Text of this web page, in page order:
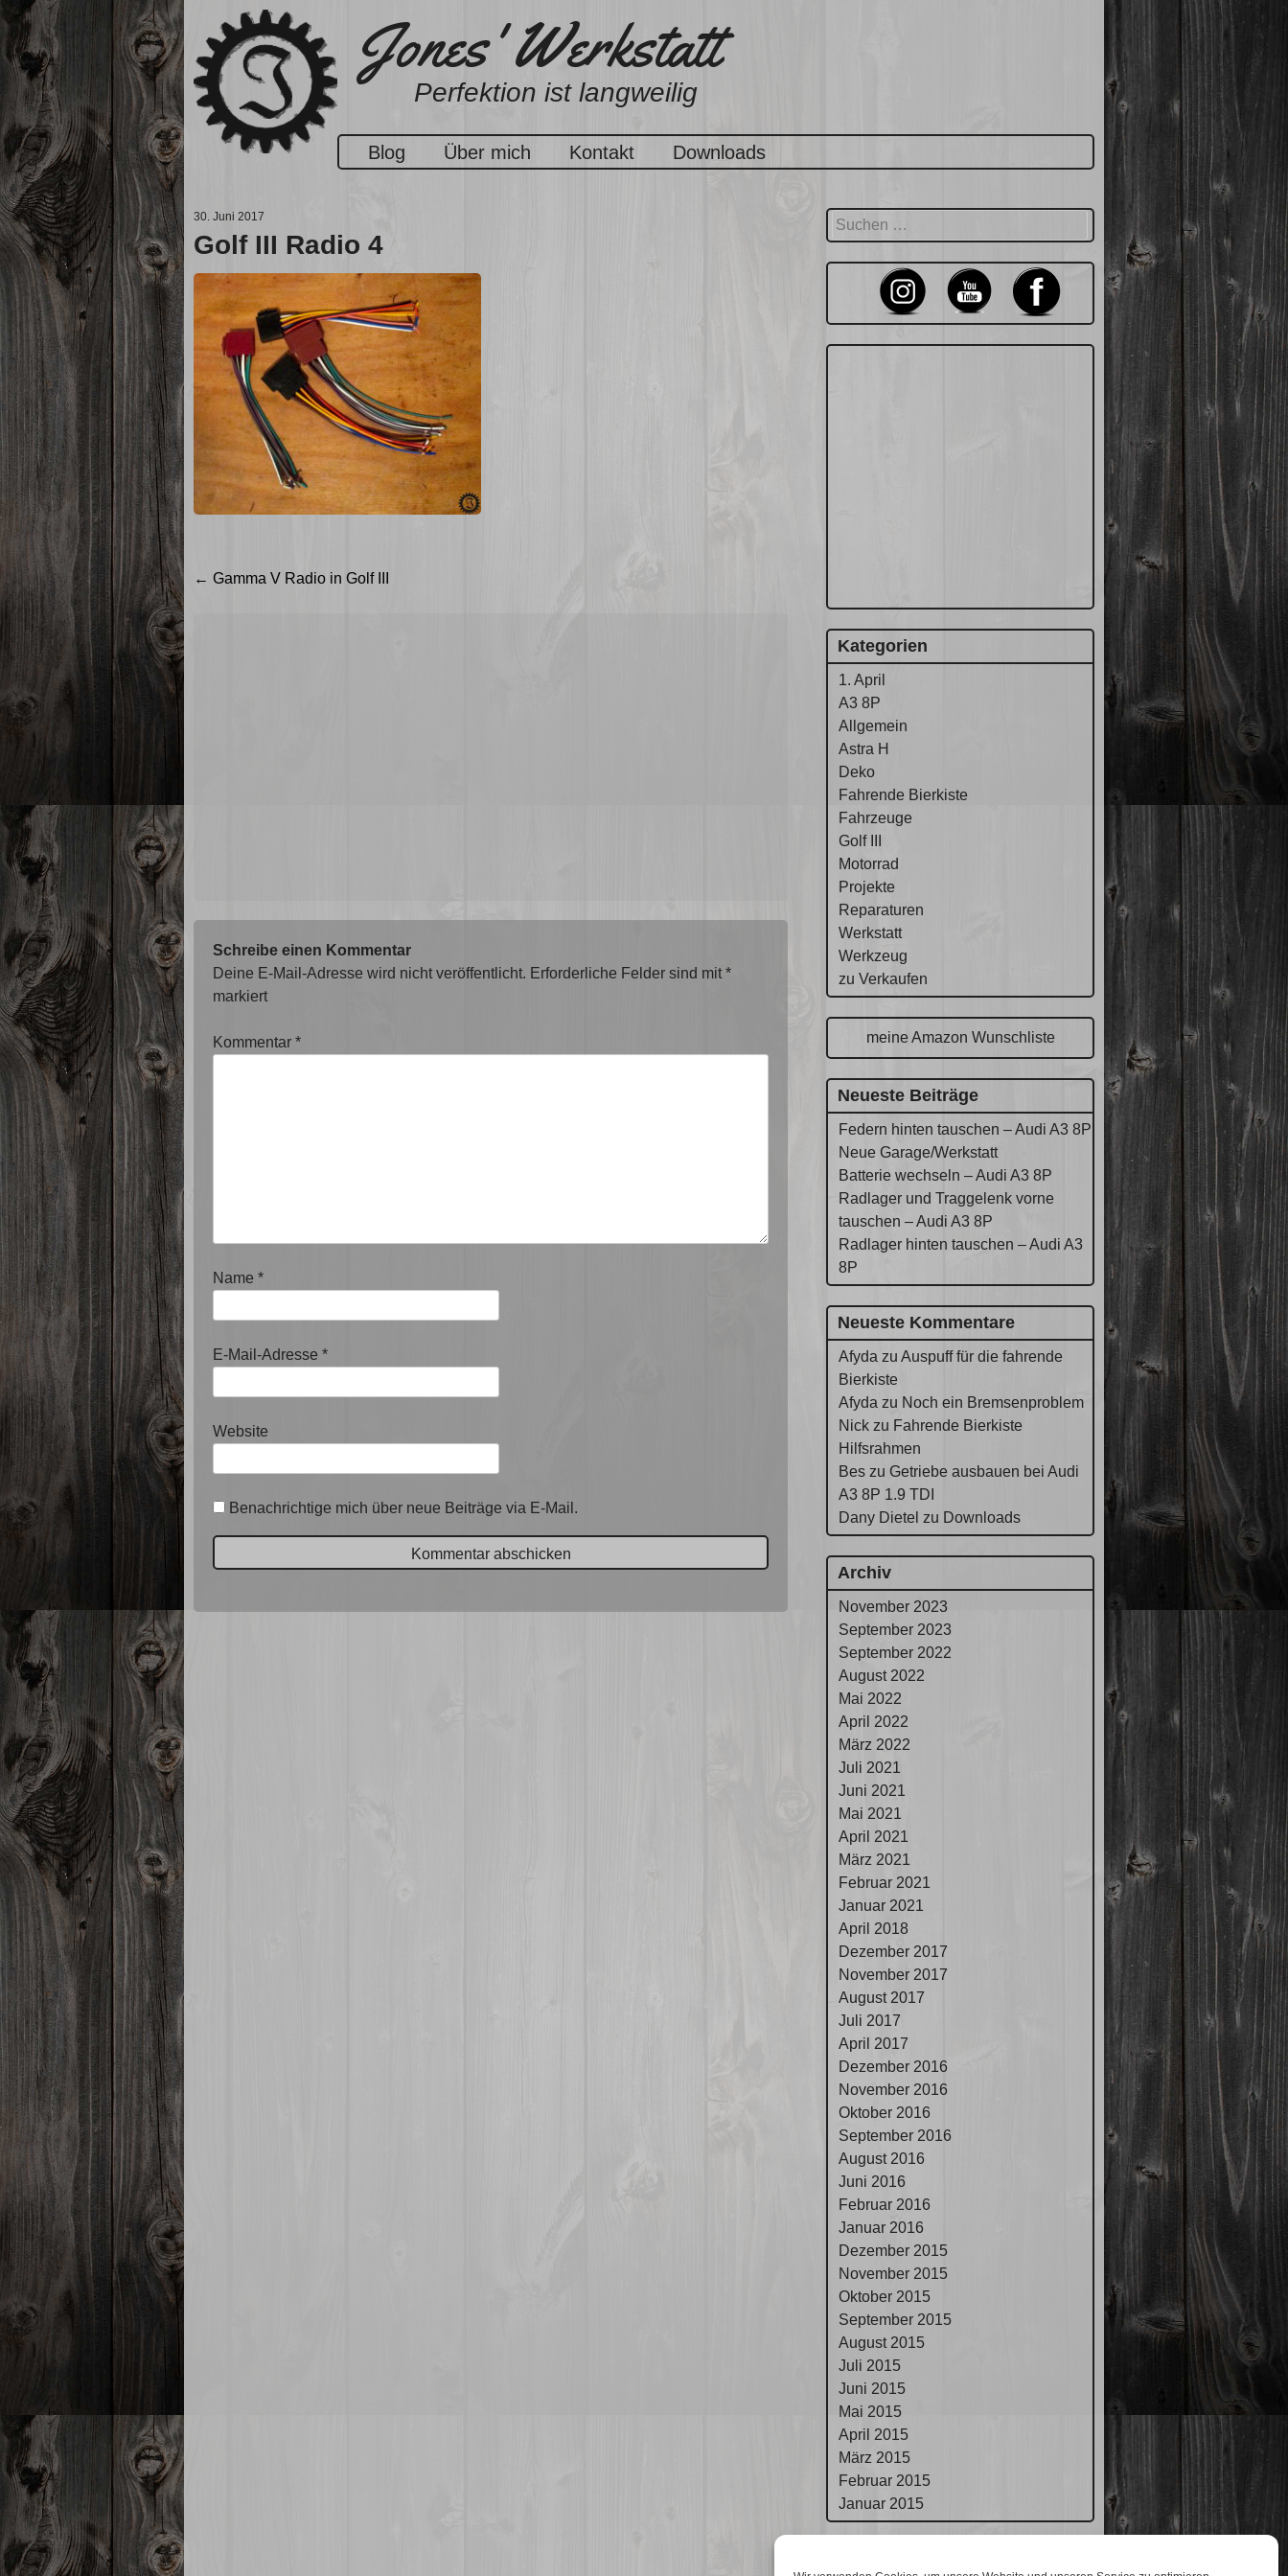
springen
Jones' Werkstatt
Perfektion ist langweilig
Blog Über mich Kontakt Downloads
30. Juni 2017
Golf III Radio 4
Beitragsnavigation
← Gamma V Radio in Golf III
Schreibe einen Kommentar
Deine E-Mail-Adresse wird nicht veröffentlicht. Erforderliche Felder sind mit*
markiert
Kommentar *
Name *
E-Mail-Adresse *
Website
Benachrichtige mich über neue Beiträge via E-Mail.
Suchen
nach:
Kategorien
1. April
A3 8P
Allgemein
Astra H
Deko
Fahrende Bierkiste
Fahrzeuge
Golf III
Motorrad
Projekte
Reparaturen
Werkstatt
Werkzeug
zu Verkaufen
meine Amazon Wunschliste
Neueste Beiträge
Federn hinten tauschen – Audi A3 8P
Neue Garage/Werkstatt
Batterie wechseln – Audi A3 8P
Radlager und Traggelenk vorne
tauschen – Audi A3 8P
Radlager hinten tauschen – Audi A3
8P
Neueste Kommentare
Afyda zu Auspuff für die fahrende
Bierkiste
Afyda zu Noch ein Bremsenproblem
Nick zu Fahrende Bierkiste
Hilfsrahmen
Bes zu Getriebe ausbauen bei Audi
A3 8P 1.9 TDI
Dany Dietel zu Downloads
Archiv
November 2023
September 2023
September 2022
August 2022
Mai 2022
April 2022
März 2022
Juli 2021
Juni 2021
Mai 2021
April 2021
März 2021
Februar 2021
Januar 2021
April 2018
Dezember 2017
November 2017
August 2017
Juli 2017
April 2017
Dezember 2016
November 2016
Oktober 2016
September 2016
August 2016
Juni 2016
Februar 2016
Januar 2016
Dezember 2015
November 2015
Oktober 2015
September 2015
August 2015
Juli 2015
Juni 2015
Mai 2015
April 2015
März 2015
Februar 2015
Januar 2015